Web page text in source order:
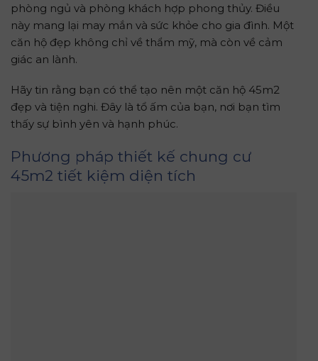
phòng ngủ và phòng khách hợp phong thủy. Điều
này mang lại may mắn và sức khỏe cho gia đình. Một
căn hộ đẹp không chỉ về thẩm mỹ, mà còn về cảm
giác an lành.
Hãy tin rằng bạn có thể tạo nên một căn hộ 45m2
đẹp và tiện nghi. Đây là tổ ấm của bạn, nơi bạn tìm
thấy sự bình yên và hạnh phúc.
Phương pháp thiết kế chung cư
45m2 tiết kiệm diện tích